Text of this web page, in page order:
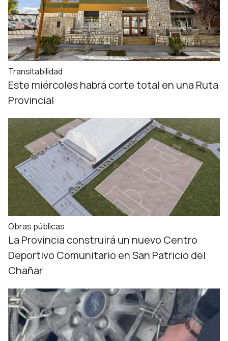
Transitabilidad
Este miércoles habrá corte total en una Ruta
Provincial
Obras públicas
La Provincia construirá un nuevo Centro
Deportivo Comunitario en San Patricio del
Chañar